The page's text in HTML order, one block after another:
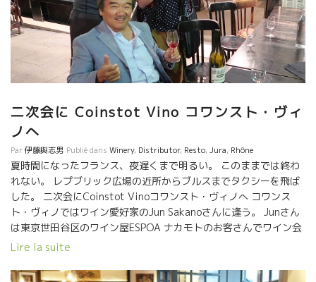
二次会に Coinstot Vino コワンスト・ヴィ
ノへ
Par伊藤與志男 Publié dans Winery, Distributor, Resto,Jura, Rhône
夏時間になったフランス、夜遅くまで明るい。 このままでは終わ
れない。 レプブリック広場の近所からブルスまでタクシーを飛ば
した。 二次会にCoinstot Vinoコワンスト・ヴィノへ コワンス
ト・ヴィノではワイン愛好家のJun Sakanoさんに逢う。 Junさん
は東京世田谷区のワイン屋ESPOA ナカモトのお客さんでワイン会
にて何度かお逢いしている。 なんと、偶然にもパリで逢うとは凄
トビッキリ美味しいワインを開けました。 迷わず L’Anglore ラン
Lire la suite